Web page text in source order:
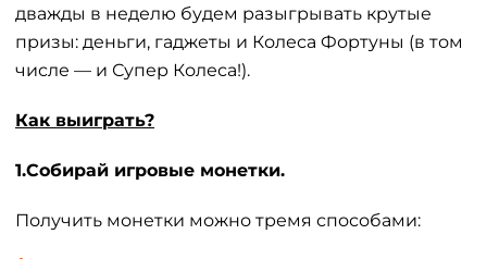
дважды в неделю будем разыгрывать крутые
призы: деньги, гаджеты и Колеса Фортуны (в том
числе — и Супер Колеса!).
Как выиграть?
1.Собирай игровые монетки.
Получить монетки можно тремя способами: